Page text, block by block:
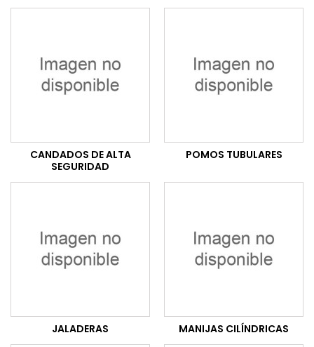
CANDADOS DE ALTA
SEGURIDAD
POMOS TUBULARES
JALADERAS MANIJAS CILÍNDRICAS